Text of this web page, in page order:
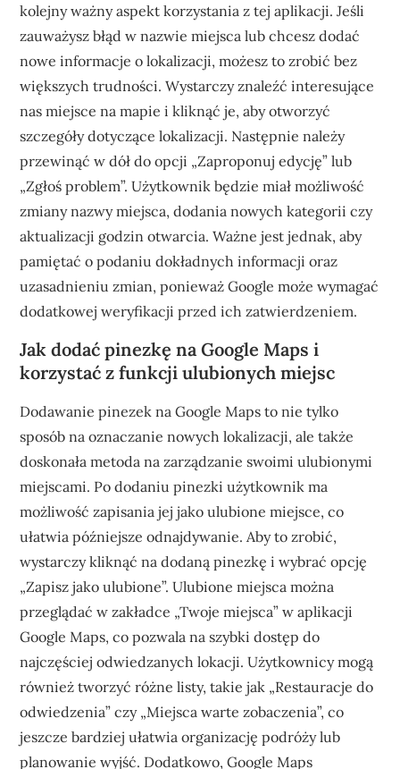
kolejny ważny aspekt korzystania z tej aplikacji. Jeśli
zauważysz błąd w nazwie miejsca lub chcesz dodać
nowe informacje o lokalizacji, możesz to zrobić bez
większych trudności. Wystarczy znaleźć interesujące
nas miejsce na mapie i kliknąć je, aby otworzyć
szczegóły dotyczące lokalizacji. Następnie należy
przewinąć w dół do opcji „Zaproponuj edycję” lub
„Zgłoś problem”. Użytkownik będzie miał możliwość
zmiany nazwy miejsca, dodania nowych kategorii czy
aktualizacji godzin otwarcia. Ważne jest jednak, aby
pamiętać o podaniu dokładnych informacji oraz
uzasadnieniu zmian, ponieważ Google może wymagać
dodatkowej weryfikacji przed ich zatwierdzeniem.
Jak dodać pinezkę na Google Maps i
korzystać z funkcji ulubionych miejsc
Dodawanie pinezek na Google Maps to nie tylko
sposób na oznaczanie nowych lokalizacji, ale także
doskonała metoda na zarządzanie swoimi ulubionymi
miejscami. Po dodaniu pinezki użytkownik ma
możliwość zapisania jej jako ulubione miejsce, co
ułatwia późniejsze odnajdywanie. Aby to zrobić,
wystarczy kliknąć na dodaną pinezkę i wybrać opcję
„Zapisz jako ulubione”. Ulubione miejsca można
przeglądać w zakładce „Twoje miejsca” w aplikacji
Google Maps, co pozwala na szybki dostęp do
najczęściej odwiedzanych lokacji. Użytkownicy mogą
również tworzyć różne listy, takie jak „Restauracje do
odwiedzenia” czy „Miejsca warte zobaczenia”, co
jeszcze bardziej ułatwia organizację podróży lub
planowanie wyjść. Dodatkowo, Google Maps